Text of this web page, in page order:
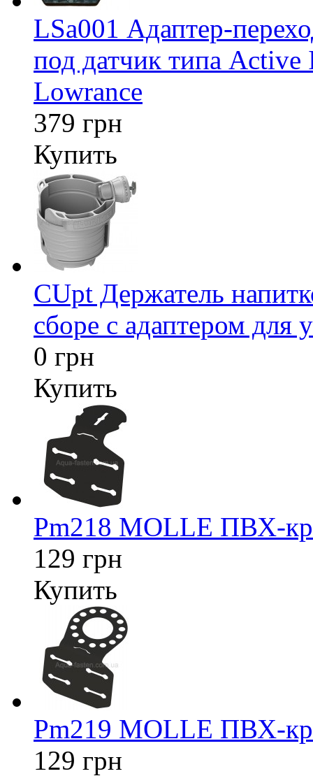
LSa001 Адаптер-
под датчик типа Active
Lowrance
379 грн
Купить
CUpt Держатель
сборе с адаптером для
0 грн
Купить
Pm218 MOLLE ПВХ-
129 грн
Купить
Pm219 MOLLE ПВХ-
129 грн